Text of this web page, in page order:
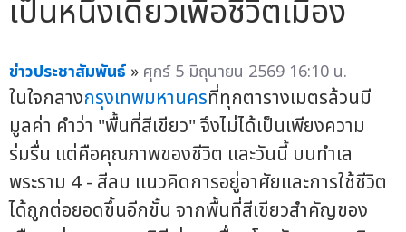
เป็นหนึ่งเดียวเพื่อชีวิตเมือง
ข่าวประชาสัมพันธ์ » ศุกร์ 5 มิถุนายน 2569 16:10 น.
ในใจกลางกรุงเทพมหานครที่ทุกตารางเมตรล้วนมี
มูลค่า คำว่า "พื้นที่สีเขียว" จึงไม่ได้เป็นเพียงความ
ร่มรื่น แต่คือคุณภาพของชีวิต และวันนี้ บนทำเล
พระราม 4 - สีลม แนวคิดการอยู่อาศัยและการใช้ชีวิต
ได้ถูกต่อยอดขึ้นอีกขั้น จากพื้นที่สีเขียวสำคัญของ